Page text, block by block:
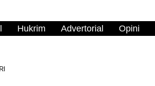
Hukrim Advertorial Opini